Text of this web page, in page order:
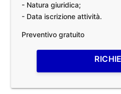
- Natura giuridica;
- Data iscrizione attività.
Preventivo gratuito